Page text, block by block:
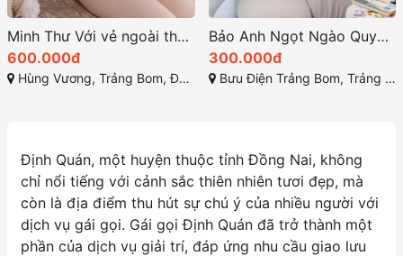
Minh Thư Với vẻ ngoài thu hút cùng làn da trắng mịn màng
600.000đ
Hùng Vương, Trảng Bom, Đồng Nai
Bảo Anh Ngọt Ngào Quyến Rũ
300.000đ
Bưu Điện Trảng Bom, Trảng Bom, Đồng Nai
Định Quán, một huyện thuộc tỉnh Đồng Nai, không
chỉ nổi tiếng với cảnh sắc thiên nhiên tươi đẹp, mà
còn là địa điểm thu hút sự chú ý của nhiều người với
dịch vụ gái gọi. Gái gọi Định Quán đã trở thành một
phần của dịch vụ giải trí, đáp ứng nhu cầu giao lưu